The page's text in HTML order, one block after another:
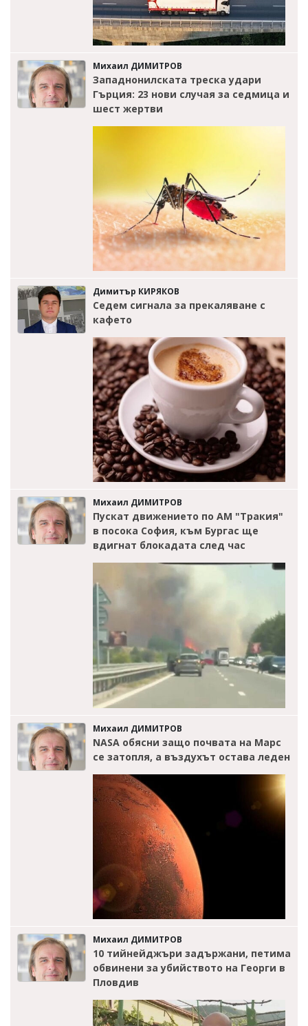
Михаил ДИМИТРОВ
Западнонилската треска удари
Гърция: 23 нови случая за седмица и
шест жертви
Димитър КИРЯКОВ
Седем сигнала за прекаляване с
кафето
Михаил ДИМИТРОВ
Пускат движението по АМ "Тракия"
в посока София, към Бургас ще
вдигнат блокадата след час
Михаил ДИМИТРОВ
NASA обясни защо почвата на Марс
се затопля, а въздухът остава леден
Михаил ДИМИТРОВ
10 тийнейджъри задържани, петима
обвинени за убийството на Георги в
Пловдив